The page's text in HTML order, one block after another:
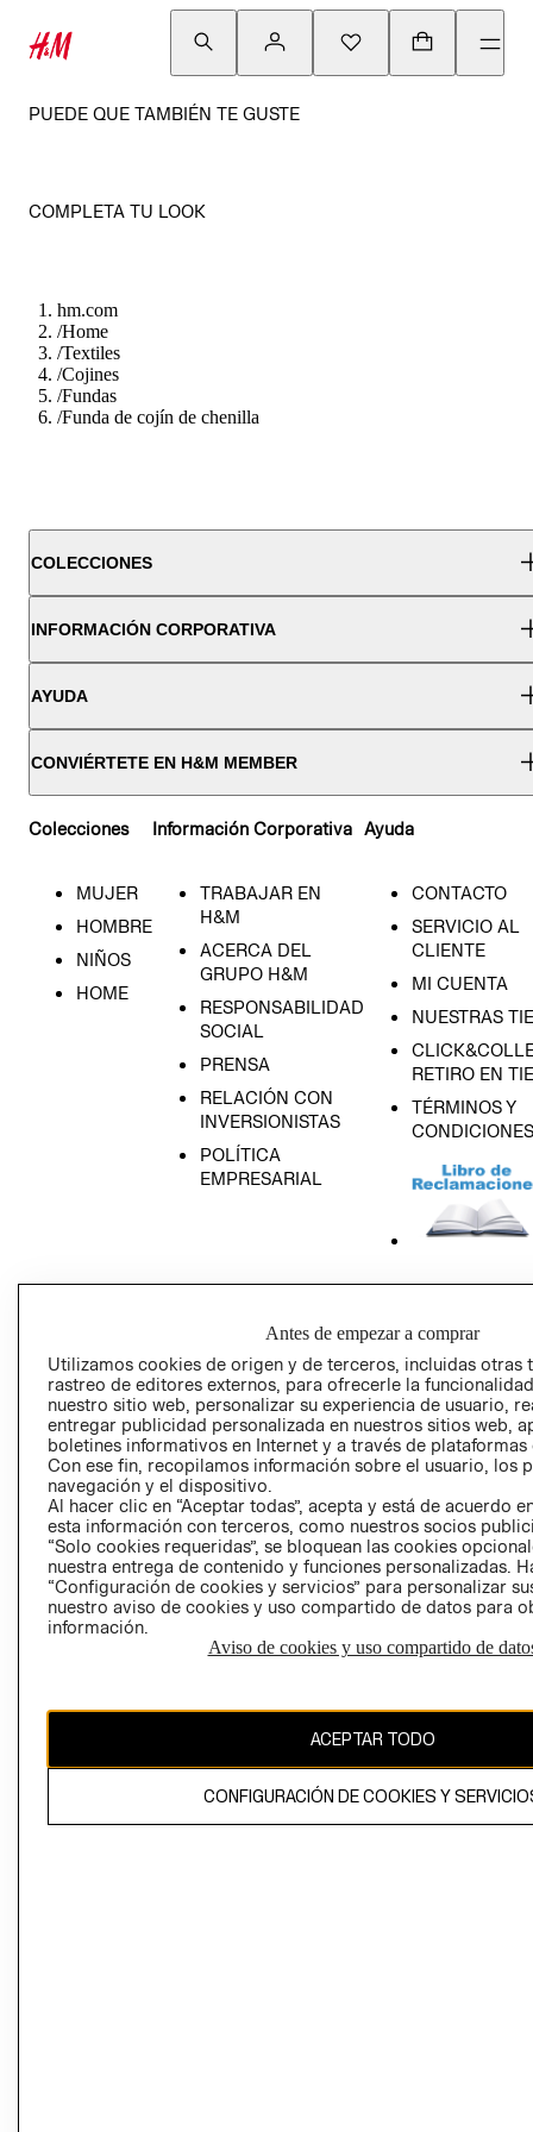
PUEDE QUE TAMBIÉN TE GUSTE
COMPLETA TU LOOK
hm.com
/Home
/Textiles
/Cojines
/Fundas
/Funda de cojín de chenilla
COLECCIONES
INFORMACIÓN CORPORATIVA
AYUDA
CONVIÉRTETE EN H&M MEMBER
Colecciones
MUJER
HOMBRE
NIÑOS
HOME
Información Corporativa
TRABAJAR EN
H&M
ACERCA DEL
GRUPO H&M
RESPONSABILIDAD
SOCIAL
PRENSA
RELACIÓN CON
INVERSIONISTAS
POLÍTICA
EMPRESARIAL
Ayuda
CONTACTO
SERVICIO AL
CLIENTE
MI CUENTA
NUESTRAS
RETIRO EN
TÉRMINOS Y
CONDICIONES
GIFT CARD
AVISO DE
Perú (S/)
CAMBIAR REGIÓN
propiedad de H&M Hennes & Mauritz AB
Antes de empezar a comprar
Utilizamos cookies de origen y de terceros, incluidas otras
rastreo de editores externos, para ofrecerle la
nuestro sitio web, personalizar su experiencia de usuario,
entregar publicidad personalizada en nuestros sitios web,
boletines informativos en Internet y a través de plataformas
Con ese fin, recopilamos información sobre el usuario, los
navegación y el dispositivo.
Al hacer clic en “Aceptar todas”, acepta y está de acuerdo
esta información con terceros, como nuestros socios
“Solo cookies requeridas”, se bloquean las cookies
nuestra entrega de contenido y funciones personalizadas.
“Configuración de cookies y servicios” para personalizar
nuestro aviso de cookies y uso compartido de datos para
información.
Aviso de cookies y uso compartido de
ACEPTAR TODO
CONFIGURACIÓN DE COOKIES Y